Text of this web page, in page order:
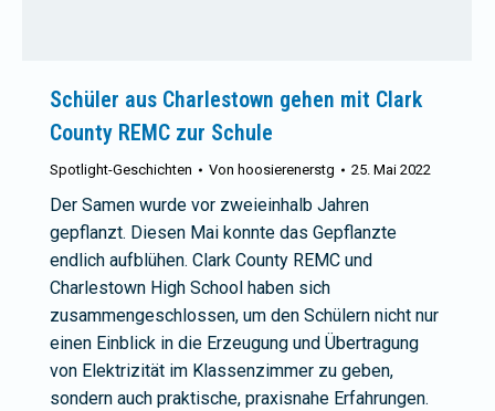
Schüler aus Charlestown gehen mit Clark
County REMC zur Schule
Spotlight-Geschichten Von hoosierenerstg 25. Mai 2022
Der Samen wurde vor zweieinhalb Jahren
gepflanzt. Diesen Mai konnte das Gepflanzte
endlich aufblühen. Clark County REMC und
Charlestown High School haben sich
zusammengeschlossen, um den Schülern nicht nur
einen Einblick in die Erzeugung und Übertragung
von Elektrizität im Klassenzimmer zu geben,
sondern auch praktische, praxisnahe Erfahrungen.